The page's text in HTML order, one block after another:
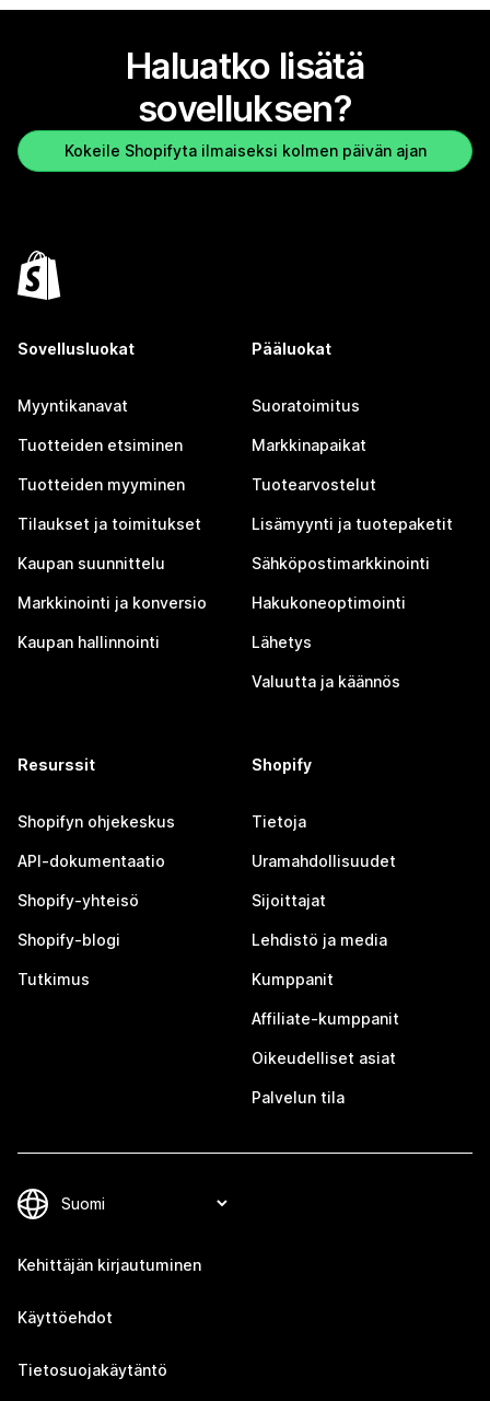
Haluatko lisätä
sovelluksen?
Kokeile Shopifyta ilmaiseksi kolmen päivän ajan
Sovellusluokat
Myyntikanavat
Tuotteiden etsiminen
Tuotteiden myyminen
Tilaukset ja toimitukset
Kaupan suunnittelu
Markkinointi ja konversio
Kaupan hallinnointi
Pääluokat
Suoratoimitus
Markkinapaikat
Tuotearvostelut
Lisämyynti ja tuotepaketit
Sähköpostimarkkinointi
Hakukoneoptimointi
Lähetys
Valuutta ja käännös
Resurssit
Shopifyn ohjekeskus
API-dokumentaatio
Shopify-yhteisö
Shopify-blogi
Tutkimus
Shopify
Tietoja
Uramahdollisuudet
Sijoittajat
Lehdistö ja media
Kumppanit
Affiliate-kumppanit
Oikeudelliset asiat
Palvelun tila
Kehittäjän kirjautuminen
Käyttöehdot
Tietosuojakäytäntö